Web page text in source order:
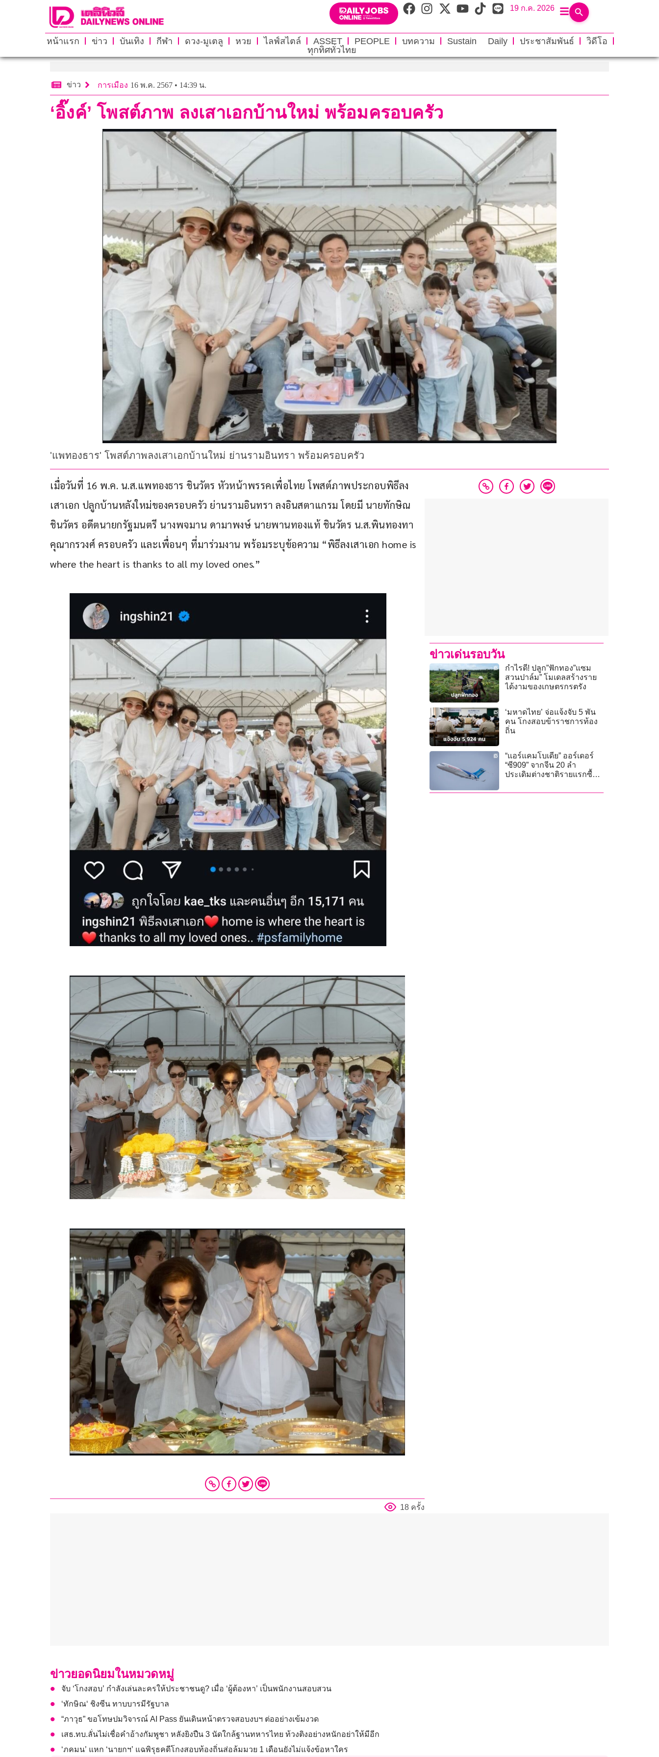
19 ก.ค. 2026
หน้าแรก ข่าว บันเทิง กีฬา ดวง-มูเตลู หวย ไลฟ์สไตล์ ASSET PEOPLE บทความ Sustain Daily ประชาสัมพันธ์
วิดีโอ
ทุกทิศทั่วไทย
ข่าว การเมือง 16 พ.ค. 2567 • 14:39 น.
‘อิ๊งค์’ โพสต์ภาพ ลงเสาเอกบ้านใหม่ พร้อมครอบครัว
'แพทองธาร' โพสต์ภาพลงเสาเอกบ้านใหม่ ย่านรามอินทรา พร้อมครอบครัว
เมื่อวันที่ 16 พ.ค. น.ส.แพทองธาร ชินวัตร หัวหน้าพรรคเพื่อไทย โพสต์ภาพประกอบพิธีลง
เสาเอก ปลูกบ้านหลังใหม่ของครอบครัว ย่านรามอินทรา ลงอินสตาแกรม โดยมี นายทักษิณ
ชินวัตร อดีตนายกรัฐมนตรี นางพจมาน ดามาพงษ์ นายพานทองแท้ ชินวัตร น.ส.พินทองทา
คุณากรวงศ์ ครอบครัว และเพื่อนๆ ที่มาร่วมงาน พร้อมระบุข้อความ “พิธีลงเสาเอก home is
where the heart is thanks to all my loved ones.”
18 ครั้ง
ข่าวเด่นรอบวัน
กำไรดี! ปลูก”ฟักทอง”แซม
สวนปาล์ม” โมเดลสร้างราย
ได้งามของเกษตรกรตรัง
‘มหาดไทย’ จ่อแจ้งจับ 5 พัน
คน โกงสอบข้าราชการท้อง
ถิ่น
“แอร์แคมโบเดีย” ออร์เดอร์
“ซี909” จากจีน 20 ลำ
ประเดิมต่างชาติรายแรกซื้อ
ข่าวยอดนิยมในหมวดหมู่
จับ ‘โกงสอบ’ กำลังเล่นละครให้ประชาชนดู? เมื่อ ‘ผู้ต้องหา’ เป็นพนักงานสอบสวน
‘ทักษิณ‘ ชิงซีน ทาบบารมีรัฐบาล
“ภาวุธ” ขอโทษปมวิจารณ์ AI Pass ยันเดินหน้าตรวจสอบงบฯ ต่ออย่างเข้มงวด
เสธ.ทบ.ลั่นไม่เชื่อคำอ้างกัมพูชา หลังยิงปืน 3 นัดใกล้ฐานทหารไทย ท้วงติงอย่างหนักอย่าให้มีอีก
‘ภคมน’ แหก ‘นายกฯ’ แฉพิรุธคดีโกงสอบท้องถิ่นส่อล้มมวย 1 เดือนยังไม่แจ้งข้อหาใคร